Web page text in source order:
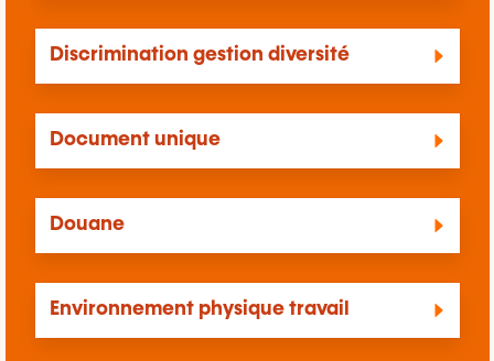
Discrimination gestion diversité
Document unique
Douane
Environnement physique travail